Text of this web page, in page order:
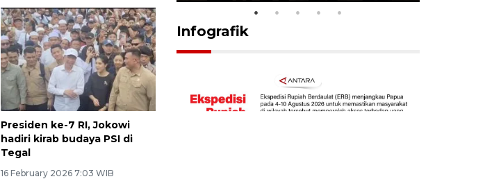
Presiden ke-7 RI, Jokowi
hadiri kirab budaya PSI di
Tegal
16 February 2026 7:03 WIB
Infografik